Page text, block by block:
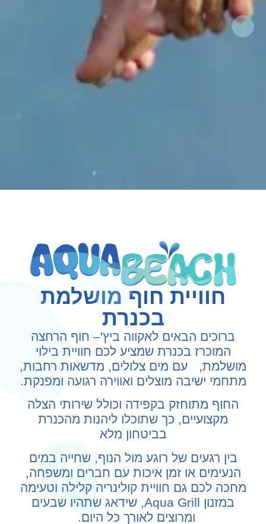
חוויית חוף מושלמת
בכנרת
ברוכים הבאים לאקווה ביץ'– חוף הרחצה
המוכרז בכנרת שמציע לכם חוויית בילוי
מושלמת, עם מים צלולים, מדשאות רחבות,
מתחמי ישיבה מוצלים ואווירה רגועה ומפנקת.
החוף מתוחזק בקפידה וכולל שירותי הצלה
מקצועיים, כך שתוכלו ליהנות מהכנרת
בביטחון מלא
בין רגעים של רוגע מול הנוף, שחייה במים
הנעימים או זמן איכות עם חברים ומשפחה,
מחכה לכם גם חוויית קולינריה קלילה וטעימה
במזנון Aqua Grill, שידאג שתהיו שבעים
ומרוצים לאורך כל היום.